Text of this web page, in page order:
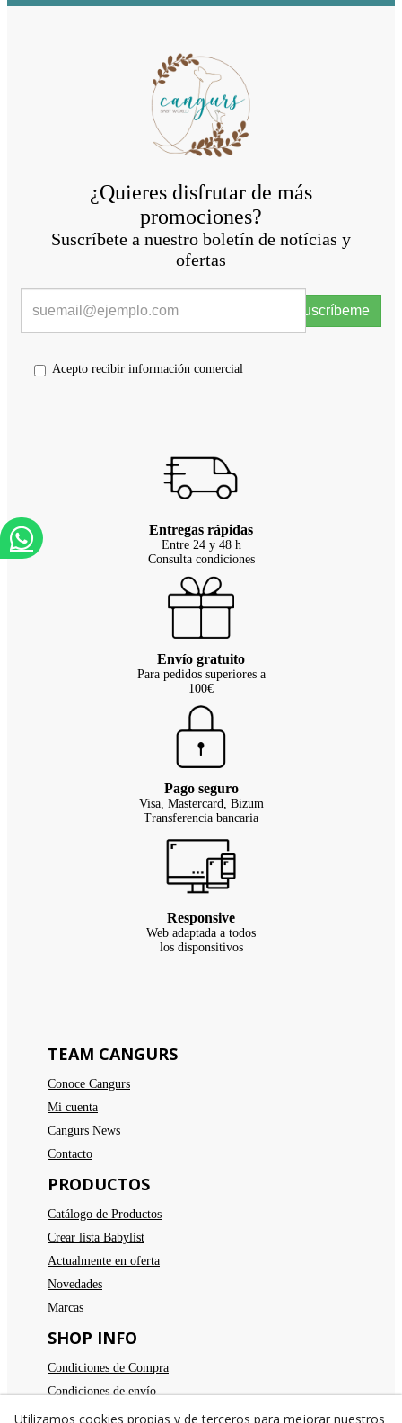
¿Quieres disfrutar de más
promociones?
Suscríbete a nuestro boletín de notícias y
ofertas
Suscríbeme
Acepto recibir información comercial
Entregas rápidas
Entre 24 y 48 h
Consulta condiciones
Envío gratuito
Para pedidos superiores a
100€
Pago seguro
Visa, Mastercard, Bizum
Transferencia bancaria
Responsive
Web adaptada a todos
los disponsitivos
TEAM CANGURS
Conoce Cangurs
Mi cuenta
Cangurs News
Contacto
PRODUCTOS
Catálogo de Productos
Crear lista Babylist
Actualmente en oferta
Novedades
Marcas
SHOP INFO
Condiciones de Compra
Condiciones de envío
Devoluciones
Utilizamos cookies propias y de terceros para mejorar nuestros